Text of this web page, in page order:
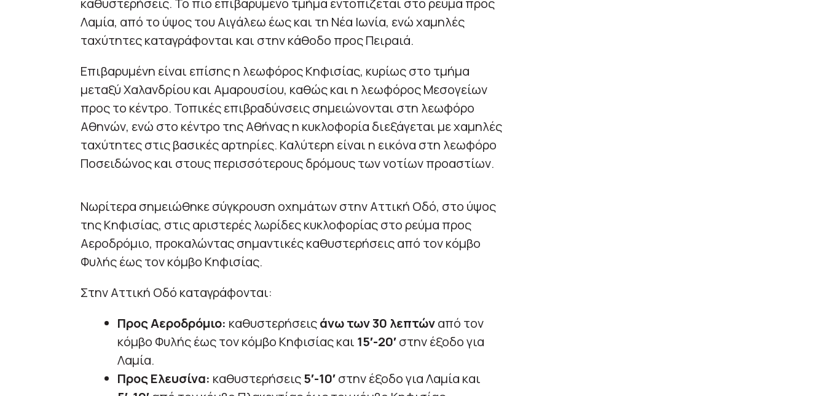
καθυστερήσεις. Το πιο επιβαρυμένο τμήμα εντοπίζεται στο ρεύμα προς
Λαμία, από το ύψος του Αιγάλεω έως και τη Νέα Ιωνία, ενώ χαμηλές
ταχύτητες καταγράφονται και στην κάθοδο προς Πειραιά.
Επιβαρυμένη είναι επίσης η λεωφόρος Κηφισίας, κυρίως στο τμήμα
μεταξύ Χαλανδρίου και Αμαρουσίου, καθώς και η λεωφόρος Μεσογείων
προς το κέντρο. Τοπικές επιβραδύνσεις σημειώνονται στη λεωφόρο
Αθηνών, ενώ στο κέντρο της Αθήνας η κυκλοφορία διεξάγεται με χαμηλές
ταχύτητες στις βασικές αρτηρίες. Καλύτερη είναι η εικόνα στη λεωφόρο
Ποσειδώνος και στους περισσότερους δρόμους των νοτίων προαστίων.
Νωρίτερα σημειώθηκε σύγκρουση οχημάτων στην Αττική Οδό, στο ύψος
της Κηφισίας, στις αριστερές λωρίδες κυκλοφορίας στο ρεύμα προς
Αεροδρόμιο, προκαλώντας σημαντικές καθυστερήσεις από τον κόμβο
Φυλής έως τον κόμβο Κηφισίας.
Στην Αττική Οδό καταγράφονται:
Προς Αεροδρόμιο: καθυστερήσειςάνω των 30 λεπτώναπό τον
κόμβο Φυλής έως τον κόμβο Κηφισίας και 15′-20′στην έξοδο για
Λαμία.
Προς Ελευσίνα: καθυστερήσεις5′-10′στην έξοδο για Λαμία και